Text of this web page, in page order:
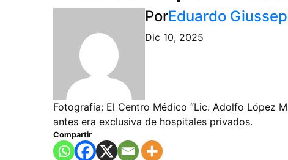
PorEduardo
Dic 10, 2025
Fotografía: El Centro Médico “Lic. Adolfo López
antes era exclusiva de hospitales privados.
Compartir